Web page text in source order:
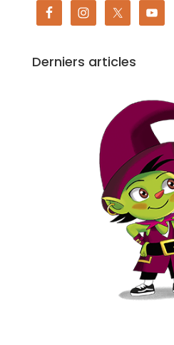
Derniers articles